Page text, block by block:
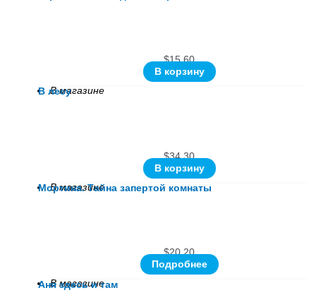
$15.60
В корзину
В магазине
В лесу
$34.30
В корзину
В магазине
Мортина. Тайна запертой комнаты
$20.20
Подробнее
В магазине
Аня здесь и там